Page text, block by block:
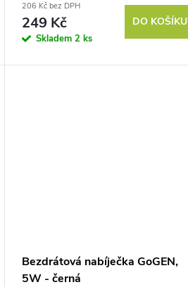
bílá
206 Kč bez DPH
249 Kč
Skladem2 ks
DO KOŠÍKU
Bezdrátová nabíječka GoGEN,
5W - černá